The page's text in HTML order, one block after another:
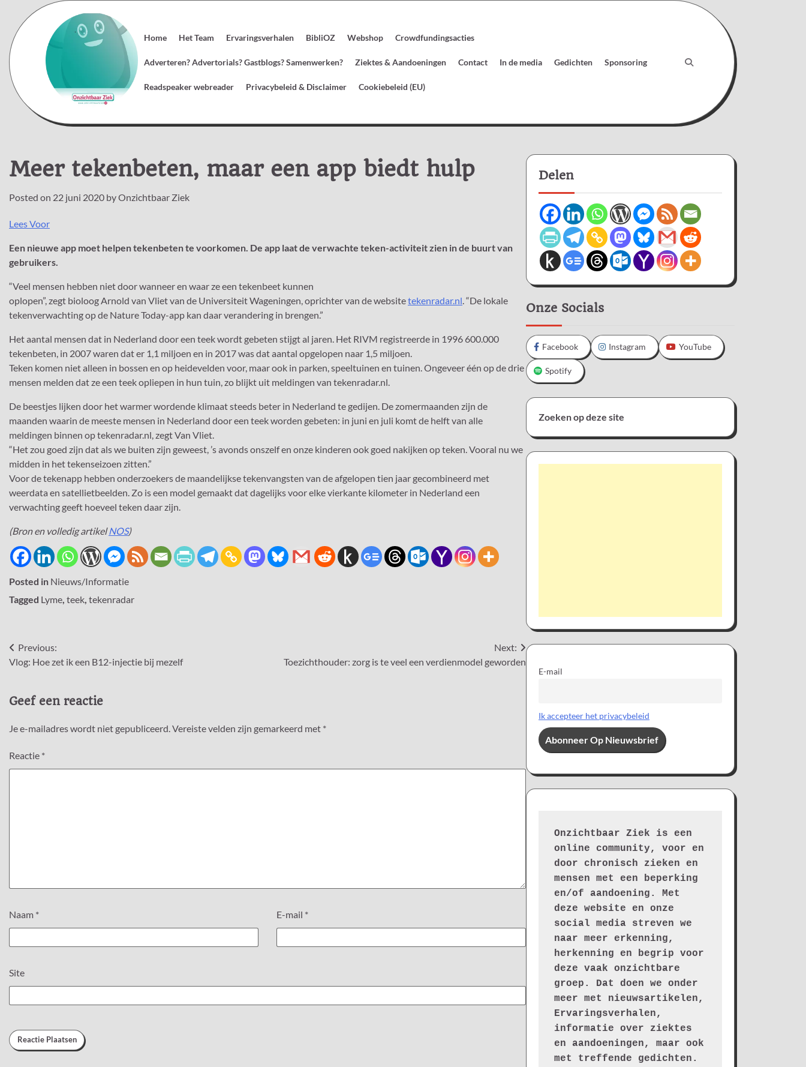
content
Home Het Team Ervaringsverhalen BibliOZ Webshop Crowdfundingsacties
Adverteren? Advertorials? Gastblogs? Samenwerken? Ziektes & Aandoeningen Contact In de media Gedichten Sponsoring
Readspeaker webreader Privacybeleid & Disclaimer Cookiebeleid (EU)
Meer tekenbeten, maar een app biedt hulp
Posted on 22 juni 2020 byOnzichtbaar Ziek
Lees Voor
Een nieuwe app moet helpen tekenbeten te voorkomen. De app laat de verwachte teken-activiteit zien in de buurt van
gebruikers.
“Veel mensen hebben niet door wanneer en waar ze een tekenbeet kunnen
oplopen”, zegt bioloog Arnold van Vliet van de Universiteit Wageningen, oprichter van de websitetekenradar.nl. “De lokale
tekenverwachting op de Nature Today-app kan daar verandering in brengen.”
Het aantal mensen dat in Nederland door een teek wordt gebeten stijgt al jaren. Het RIVM registreerde in 1996 600.000
tekenbeten, in 2007 waren dat er 1,1 miljoen en in 2017 was dat aantal opgelopen naar 1,5 miljoen.
Teken komen niet alleen in bossen en op heidevelden voor, maar ook in parken, speeltuinen en tuinen. Ongeveer één op de drie
mensen melden dat ze een teek opliepen in hun tuin, zo blijkt uit meldingen van tekenradar.nl.
De beestjes lijken door het warmer wordende klimaat steeds beter in Nederland te gedijen. De zomermaanden zijn de
maanden waarin de meeste mensen in Nederland door een teek worden gebeten: in juni en juli komt de helft van alle
meldingen binnen op tekenradar.nl, zegt Van Vliet.
“Het zou goed zijn dat als we buiten zijn geweest, ’s avonds onszelf en onze kinderen ook goed nakijken op teken. Vooral nu we
midden in het tekenseizoen zitten.”
Voor de tekenapp hebben onderzoekers de maandelijkse tekenvangsten van de afgelopen tien jaar gecombineerd met
weerdata en satellietbeelden. Zo is een model gemaakt dat dagelijks voor elke vierkante kilometer in Nederland een
verwachting geeft hoeveel teken daar zijn.
(Bron en volledig artikelNOS)
Posted in Nieuws/Informatie
Tagged Lyme, teek, tekenradar
Bericht
navigatie
Previous:
Vlog: Hoe zet ik een B12-injectie bij mezelf
Next:
Toezichthouder: zorg is te veel een verdienmodel geworden
Geef een reactie
Je e-mailadres wordt niet gepubliceerd.Vereiste velden zijn gemarkeerd met *
Reactie *
Naam * E-mail *
Site
Delen
Onze Socials
Facebook Instagram YouTube
Spotify
Zoeken op deze site
E-mail
Ik accepteer het privacybeleid
Onzichtbaar Ziek is een
online community, voor en
door chronisch zieken en
mensen met een beperking
en/of aandoening. Met
deze website en onze
social media streven we
naar meer erkenning,
herkenning en begrip voor
deze vaak onzichtbare
groep. Dat doen we onder
meer met nieuwsartikelen,
Ervaringsverhalen,
informatie over ziektes
en aandoeningen, maar ook
met treffende gedichten.